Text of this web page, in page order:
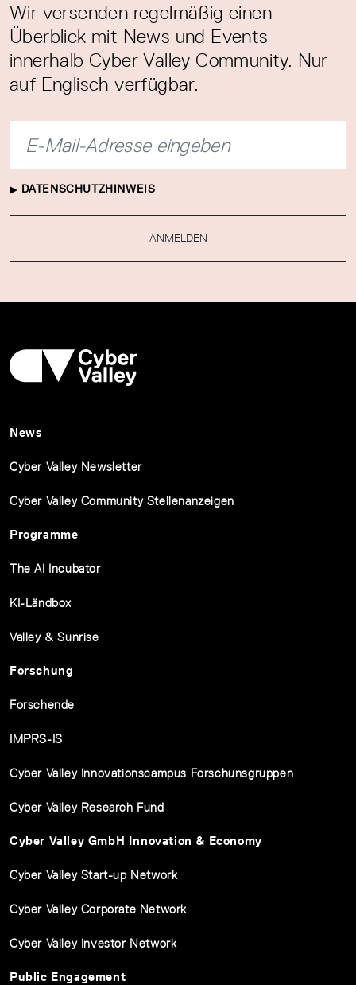
Wir versenden regelmäßig einen
Überblick mit News und Events
innerhalb Cyber Valley Community. Nur
auf Englisch verfügbar.
DATENSCHUTZHINWEIS
ANMELDEN
News
Cyber Valley Newsletter
Cyber Valley Community Stellenanzeigen
Programme
The AI Incubator
KI-Ländbox
Valley & Sunrise
Forschung
Forschende
IMPRS-IS
Cyber Valley Innovationscampus Forschunsgruppen
Cyber Valley Research Fund
Cyber Valley GmbH Innovation & Economy
Cyber Valley Start-up Network
Cyber Valley Corporate Network
Cyber Valley Investor Network
Public Engagement